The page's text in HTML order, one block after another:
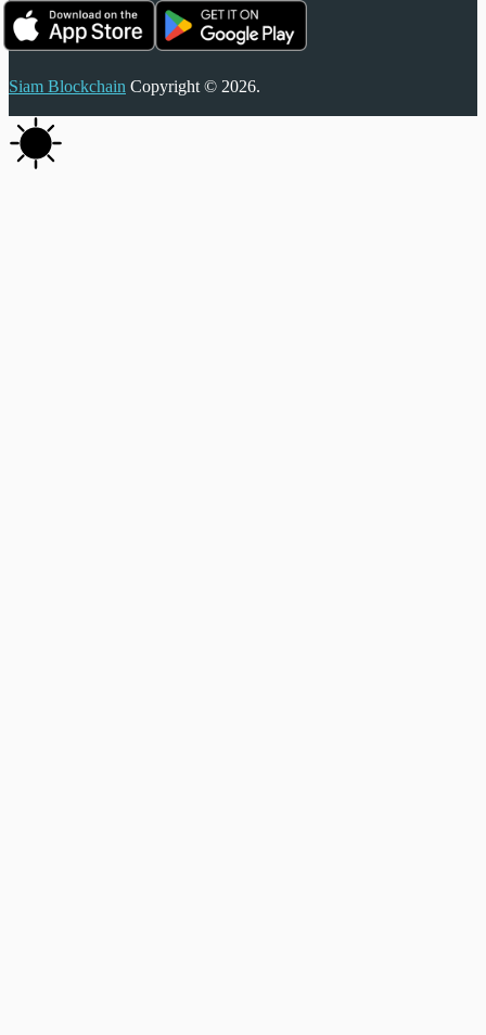
Siam Blockchain Copyright © 2026.